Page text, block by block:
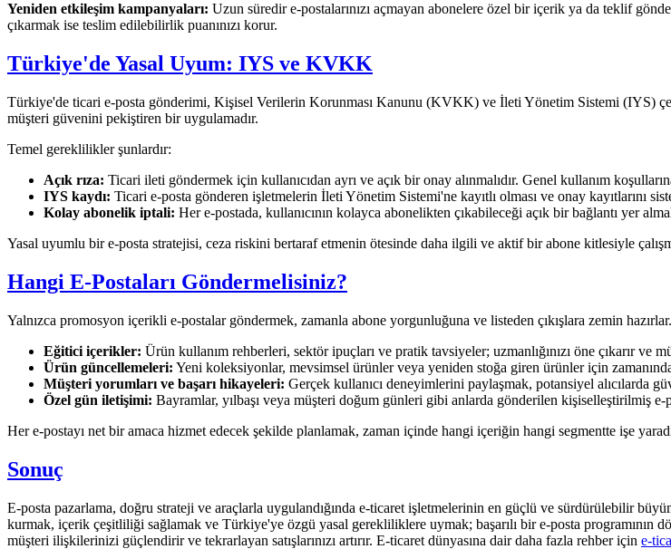
Yeniden etkileşim kampanyaları: Uzun süredir e-postalarınızı açmayan abonelere özel bir içerik ya da teklif
çıkarmak ise teslim edilebilirlik puanınızı korur.
Türkiye'de Yasal Uyum: IYS ve KVKK
Türkiye'de ticari e-posta gönderimi, Kişisel Verilerin Korunması Kanunu (KVKK) ve İleti Yönetim Sistemi (IYS)
müşteri güvenini pekiştiren bir uygulamadır.
Temel gereklilikler şunlardır:
Açık rıza: Ticari ileti göndermek için kullanıcıdan ayrı ve açık bir onay alınmalıdır. Genel kullanım
IYS kaydı: Ticari e-posta gönderen işletmelerin İleti Yönetim Sistemi'ne kayıtlı olması ve onay kayıtlarını
Kolay abonelik iptali: Her e-postada, kullanıcının kolayca abonelikten çıkabileceği açık bir bağlantı yer
Yasal uyumlu bir e-posta stratejisi, ceza riskini bertaraf etmenin ötesinde daha ilgili ve aktif bir abone kitlesiyle
Hangi E-Postaları Göndermelisiniz?
Yalnızca promosyon içerikli e-postalar göndermek, zamanla abone yorgunluğuna ve listeden çıkışlara zemin
Eğitici içerikler: Ürün kullanım rehberleri, sektör ipuçları ve pratik tavsiyeler; uzmanlığınızı öne çıkarır ve
Ürün güncellemeleri: Yeni koleksiyonlar, mevsimsel ürünler veya yeniden stoğa giren ürünler için
Müşteri yorumları ve başarı hikayeleri: Gerçek kullanıcı deneyimlerini paylaşmak, potansiyel alıcılarda
Özel gün iletişimi: Bayramlar, yılbaşı veya müşteri doğum günleri gibi anlarda gönderilen kişiselleştirilmiş e-
Her e-postayı net bir amaca hizmet edecek şekilde planlamak, zaman içinde hangi içeriğin hangi segmentte işe
Sonuç
E-posta pazarlama, doğru strateji ve araçlarla uygulandığında e-ticaret işletmelerinin en güçlü ve sürdürülebilir
kurmak, içerik çeşitliliği sağlamak ve Türkiye'ye özgü yasal gerekliliklere uymak; başarılı bir e-posta programının
müşteri ilişkilerinizi güçlendirir ve tekrarlayan satışlarınızı artırır. E-ticaret dünyasına dair daha fazla rehber için e-